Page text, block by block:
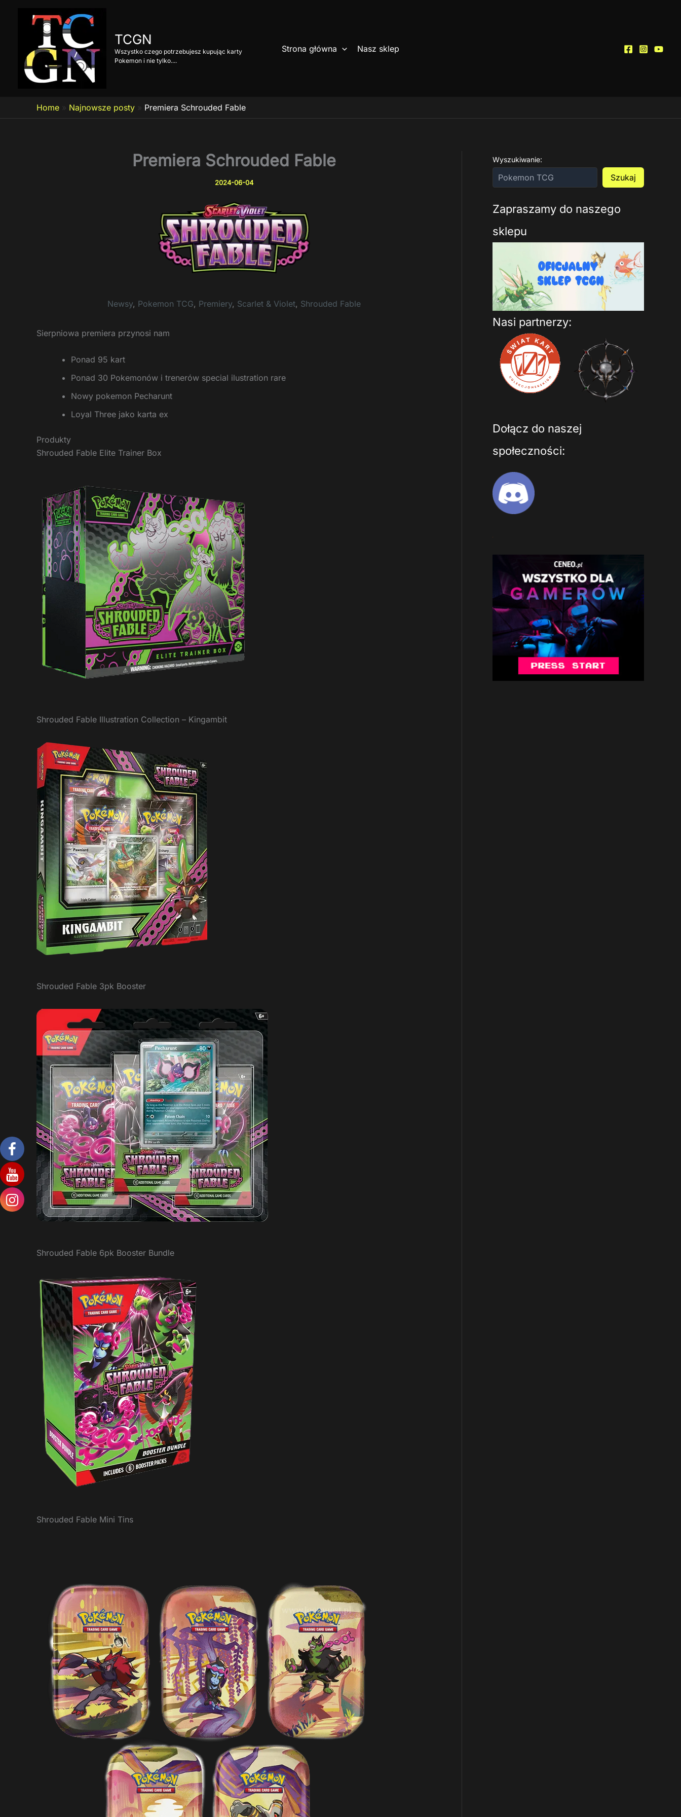
TCGN
Wszystko czego potrzebujesz kupując karty
Pokemon i nie tylko....
Strona główna Nasz sklep
Home » Najnowsze posty » Premiera Schrouded Fable
Premiera Schrouded Fable
2024-06-04
Newsy, Pokemon TCG, Premiery, Scarlet & Violet, Shrouded Fable
Sierpniowa premiera przynosi nam
Ponad 95 kart
Ponad 30 Pokemonów i trenerów special ilustration rare
Nowy pokemon Pecharunt
Loyal Three jako karta ex
Produkty
Shrouded Fable Elite Trainer Box
Shrouded Fable Illustration Collection – Kingambit
Shrouded Fable 3pk Booster
Shrouded Fable 6pk Booster Bundle
Shrouded Fable Mini Tins
Wyszukiwanie:
Szukaj
Zapraszamy do naszego
sklepu
Nasi partnerzy:
Dołącz do naszej
społeczności: